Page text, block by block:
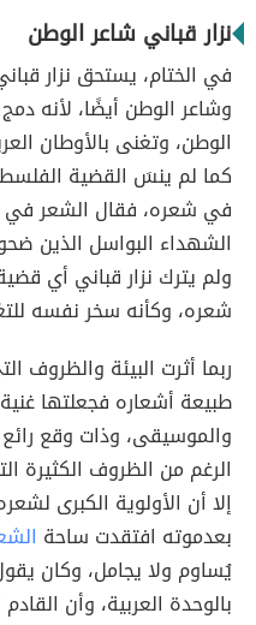
نزار قباني شاعر الوطن
في الختام، يستحق نزار
وشاعر الوطن أيضًا، لأنه
الوطن، وتغنى بالأوطان
كما لم ينسَ القضية
في شعره، فقال الشعر في
الشهداء البواسل الذين
ولم يترك نزار قباني أي
شعره، وكأنه سخر نفسه
ربما أثرت البيئة والظروف
طبيعة أشعاره فجعلتها
والموسيقى، وذات وقع
الرغم من الظروف الكثيرة
إلا أن الأولوية الكبرى
بعدموته افتقدت ساحة
يُساوم ولا يجامل، وكان
بالوحدة العربية، وأن